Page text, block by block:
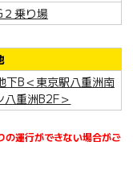
乗り場
下B＜東京駅八重洲南
八重洲B2F＞
運行ができない場合がご